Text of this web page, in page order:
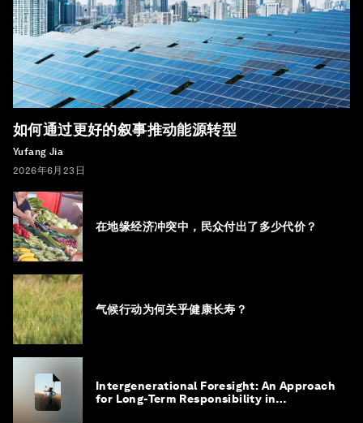
如何通过更好的叙事推动能源转型
Yufang Jia
2026年6月23日
在地缘经济冲突中，民众付出了多少代价？
气候行动为何关乎健康长寿？
Intergenerational Foresight: An Approach
for Long-Term Responsibility in